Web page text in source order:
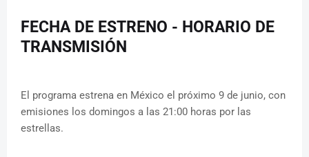
FECHA DE ESTRENO - HORARIO DE
TRANSMISIÓN
El programa estrena en México el próximo 9 de junio, con
emisiones los domingos a las 21:00 horas por las
estrellas.